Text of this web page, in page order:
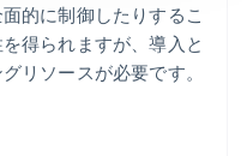
的に制御したりするこ
得られますが、導入と
リソースが必要です。